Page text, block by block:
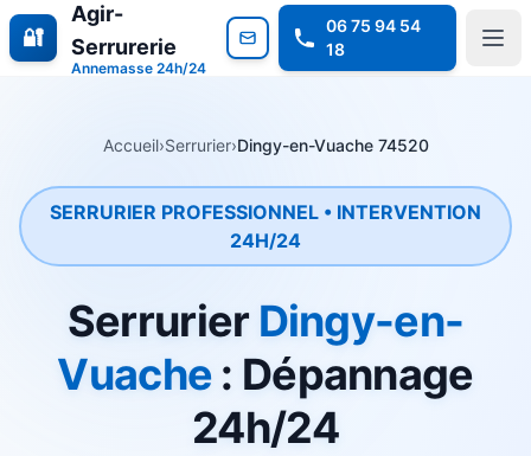
🔐
Agir-
Serrurerie
Annemasse 24h/24
06 75 94 54
18
Accueil›Serrurier›Dingy-en-Vuache 74520
SERRURIER PROFESSIONNEL • INTERVENTION
24H/24
Serrurier Dingy-en-
Vuache : Dépannage
24h/24